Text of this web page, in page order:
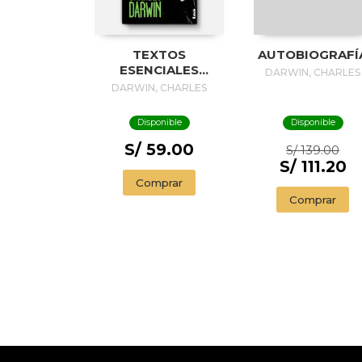
TEXTOS
ESENCIALES
CHARLES DARWIN
DARWIN, CHARLES
Disponible
S/ 59.00
Comprar
DARWIN, CHARLES
Disponible
S/ 139.00
S/ 111.20
Comprar